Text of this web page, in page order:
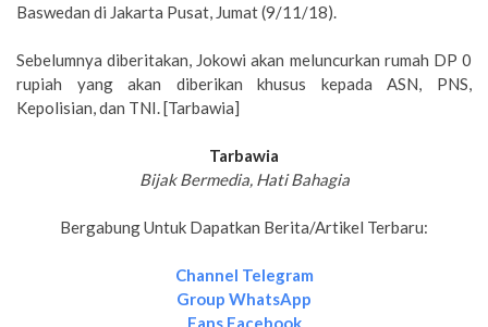
Baswedan di Jakarta Pusat, Jumat (9/11/18).
Sebelumnya diberitakan, Jokowi akan meluncurkan rumah DP 0
rupiah yang akan diberikan khusus kepada ASN, PNS,
Kepolisian, dan TNI. [Tarbawia]
Tarbawia
Bijak Bermedia, Hati Bahagia
Bergabung Untuk Dapatkan Berita/Artikel Terbaru:
Channel Telegram
Group WhatsApp
Fans Facebook